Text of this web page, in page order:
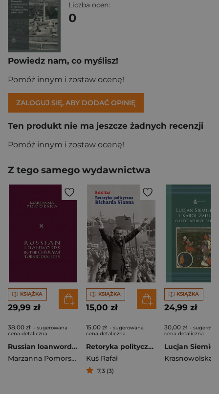
Liczba ocen:
0
Powiedz nam, co myślisz!
Pomóż innym i zostaw ocenę!
ZALOGUJ SIĘ, ABY DODAĆ OPINIĘ
Ten produkt nie ma jeszcze żadnych recenzji
Pomóż innym i zostaw ocenę!
Z tego samego wydawnictwa
KSIĄŻKA
29,99 zł
38,00 zł - sugerowana
cena detaliczna
Russian loanwords in the Chulym Turkic dialects
Marzanna Pomorska
KSIĄŻKA
15,00 zł
15,00 zł - sugerowana
cena detaliczna
Retoryka polityczna Richarda Nixona
Kuś Rafał
7,3 (3)
KSIĄŻKA
24,99 zł
30,00 zł -
cena detaliczna